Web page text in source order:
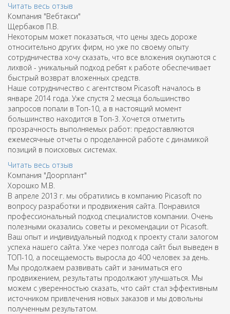
Читать весь отзыв
Компания "Вебтакси"
Щербаков П.В.
Некоторым может показаться, что цены здесь дороже
относительно других фирм, но уже по своему опыту
сотрудничества хочу сказать, что все вложения окупаются с
лихвой - уникальный подход ребят к работе обеспечивает
быстрый возврат вложенных средств.
Наше сотрудничество с агентством Picasoft началось в
январе 2014 года. Уже спустя 2 месяца большинство
запросов попали в Топ-10, а в настоящий момент
большинство находится в Топ-3. Хочется отметить
прозрачность выполняемых работ: предоставляются
ежемесячные отчеты о проделанной работе с динамикой
позиций в поисковых системах.
Читать весь отзыв
Компания "Доорплант"
Хорошко М.В.
В апреле 2013 г. мы обратились в компанию Picasoft по
вопросу разработки и продвижения сайта. Понравился
профессиональный подход специалистов компании. Очень
полезными оказались советы и рекомендации от Picasoft.
Ваш опыт и индивидуальный подход к проекту стали залогом
успеха нашего сайта. Уже через полгода сайт был выведен в
ТОП-10, а посещаемость выросла до 400 человек за день.
Мы продолжаем развивать сайт и заниматься его
продвижением, результаты продолжают улучшаться. Мы
можем с уверенностью сказать, что сайт стал эффективным
источником привлечения новых заказов и мы довольны
полученным результатом.